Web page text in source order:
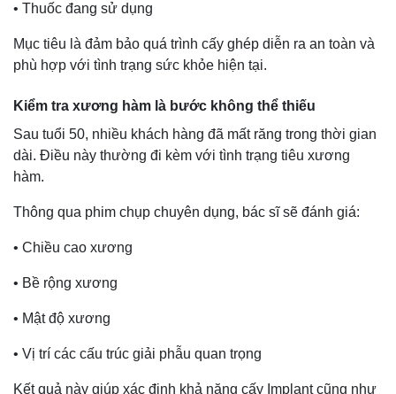
• Thuốc đang sử dụng
Mục tiêu là đảm bảo quá trình cấy ghép diễn ra an toàn và
phù hợp với tình trạng sức khỏe hiện tại.
Kiểm tra xương hàm là bước không thể thiếu
Sau tuổi 50, nhiều khách hàng đã mất răng trong thời gian
dài. Điều này thường đi kèm với tình trạng tiêu xương
hàm.
Thông qua phim chụp chuyên dụng, bác sĩ sẽ đánh giá:
• Chiều cao xương
• Bề rộng xương
• Mật độ xương
• Vị trí các cấu trúc giải phẫu quan trọng
Kết quả này giúp xác định khả năng cấy Implant cũng như